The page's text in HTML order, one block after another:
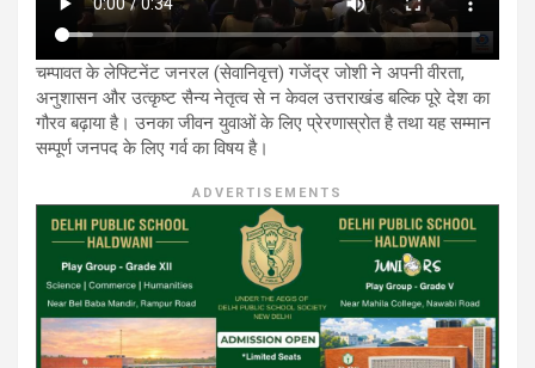
चम्पावत के लेफ्टिनेंट जनरल (सेवानिवृत्त) गजेंद्र जोशी ने अपनी वीरता,
अनुशासन और उत्कृष्ट सैन्य नेतृत्व से न केवल उत्तराखंड बल्कि पूरे देश का
गौरव बढ़ाया है। उनका जीवन युवाओं के लिए प्रेरणास्रोत है तथा यह सम्मान
सम्पूर्ण जनपद के लिए गर्व का विषय है।
ADVERTISEMENTS